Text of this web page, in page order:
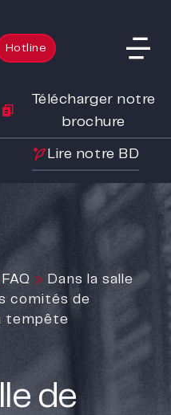
Hotline
Télécharger notre
brochure
Lire notre BD
FAQ » Dans la salle
comités de
tempête
de